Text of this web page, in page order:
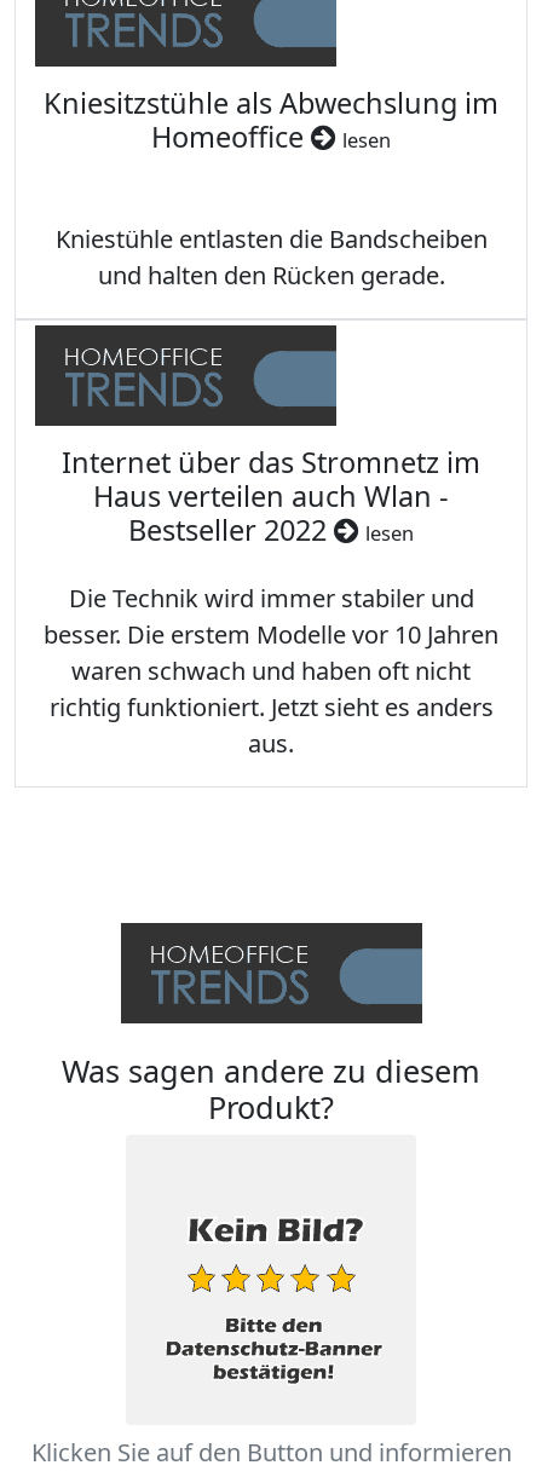
Kniesitzstühle als Abwechslung im
Homeoffice
lesen
Kniestühle entlasten die Bandscheiben
und halten den Rücken gerade.
Internet über das Stromnetz im
Haus verteilen auch Wlan -
Bestseller 2022
lesen
Die Technik wird immer stabiler und
besser. Die erstem Modelle vor 10 Jahren
waren schwach und haben oft nicht
richtig funktioniert. Jetzt sieht es anders
aus.
Was sagen andere zu diesem
Produkt?
Klicken Sie auf den Button und informieren